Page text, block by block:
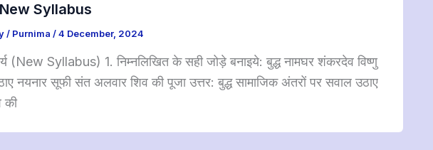
Syllabus
/ Purnima /4 December, 2024
(New Syllabus) 1. निम्नलिखित के सही जोड़े बनाइये: बुद्ध नामघर शंकरदेव विष्णु
नयनार सूफी संत अलवार शिव की पूजा उत्तर: बुद्ध सामाजिक अंतरों पर सवाल उठाए
की